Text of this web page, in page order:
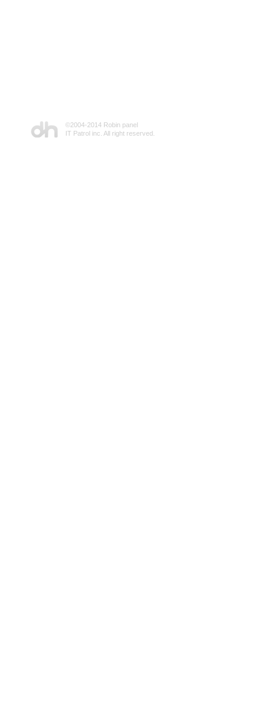
©2004-2014 Robin panel
IT Patrol inc. All right reserved.